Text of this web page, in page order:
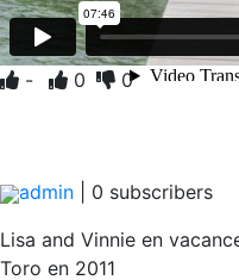
- 0 0
admin
0 subscribers
Lisa and Vinnie en
Toro en 2011